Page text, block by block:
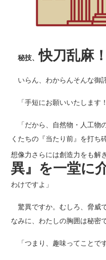
秘技、快刀乱麻！
いらん、わからんそんな御
「手短にお願いいたします！
「だから、自然物・人工物
くたちの『当たり前』を打ち
想像力さらには創造力をも解
異』を一堂に
わけですよ」
驚異ですか。むしろ、脅威
なみに、わたしの胸囲は秘密
「つまり、趣味ってことで